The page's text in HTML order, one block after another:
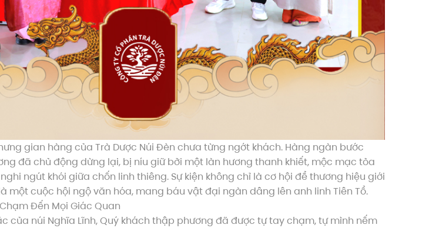
gian hàng của Trà Dược Núi Đèn chưa từng ngớt khách. Hàng ngàn bước
đã chủ động dừng lại, bị níu giữ bởi một làn hương thanh khiết, mộc mạc tỏa
ngút khói giữa chốn linh thiêng. Sự kiện không chỉ là cơ hội để thương hiệu giới
một cuộc hội ngộ văn hóa, mang báu vật đại ngàn dâng lên anh linh Tiên Tổ.
Đến Mọi Giác Quan
của núi Nghĩa Lĩnh, Quý khách thập phương đã được tự tay chạm, tự mình nếm